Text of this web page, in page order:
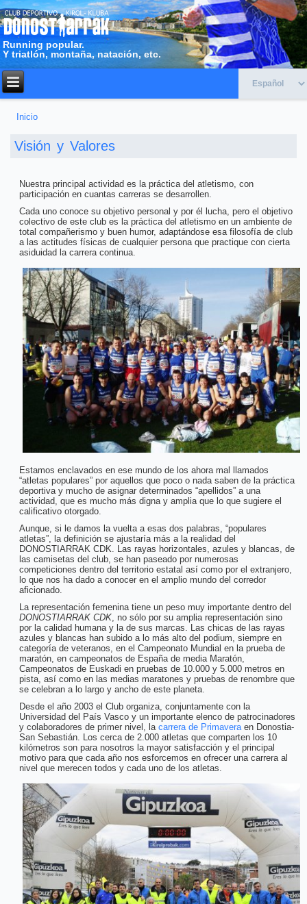
Running popular.
Y triatlón, montaña, natación, etc.
Inicio
Visión y Valores
Nuestra principal actividad es la práctica del atletismo, con
participación en cuantas carreras se desarrollen.
Cada uno conoce su objetivo personal y por él lucha, pero el objetivo
colectivo de este club es la práctica del atletismo en un ambiente de
total compañerismo y buen humor, adaptándose esa filosofía de club
a las actitudes físicas de cualquier persona que practique con cierta
asiduidad la carrera continua.
Estamos enclavados en ese mundo de los ahora mal llamados
“atletas populares” por aquellos que poco o nada saben de la práctica
deportiva y mucho de asignar determinados “apellidos” a una
actividad, que es mucho más digna y amplia que lo que sugiere el
calificativo otorgado.
Aunque, si le damos la vuelta a esas dos palabras, “populares
atletas”, la definición se ajustaría más a la realidad del
DONOSTIARRAK CDK. Las rayas horizontales, azules y blancas, de
las camisetas del club, se han paseado por numerosas
competiciones dentro del territorio estatal así como por el extranjero,
lo que nos ha dado a conocer en el amplio mundo del corredor
aficionado.
La representación femenina tiene un peso muy importante dentro del
DONOSTIARRAK CDK , no sólo por su amplia representación sino
por la calidad humana y la de sus marcas. Las chicas de las rayas
azules y blancas han subido a lo más alto del podium, siempre en
categoría de veteranos, en el Campeonato Mundial en la prueba de
maratón, en campeonatos de España de media Maratón,
Campeonatos de Euskadi en pruebas de 10.000 y 5.000 metros en
pista, así como en las medias maratones y pruebas de renombre que
se celebran a lo largo y ancho de este planeta.
Desde el año 2003 el Club organiza, conjuntamente con la
Universidad del País Vasco y un importante elenco de patrocinadores
y colaboradores de primer nivel, lacarrera de Primavera en Donostia-
San Sebastián. Los cerca de 2.000 atletas que comparten los 10
kilómetros son para nosotros la mayor satisfacción y el principal
motivo para que cada año nos esforcemos en ofrecer una carrera al
nivel que merecen todos y cada uno de los atletas.